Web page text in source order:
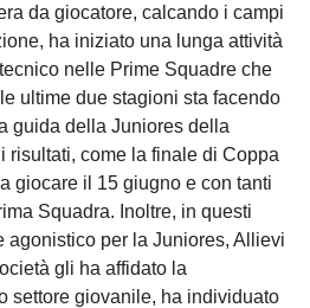
da giocatore, calcando i campi
ha iniziato una lunga attività
nelle Prime Squadre che
ultime due stagioni sta facendo
guida della Juniores della
risultati, come la finale di Coppa
giocare il 15 giugno e con tanti
Squadra. Inoltre, in questi
agonistico per la Juniores, Allievi
gli ha affidato la
settore giovanile, ha individuato